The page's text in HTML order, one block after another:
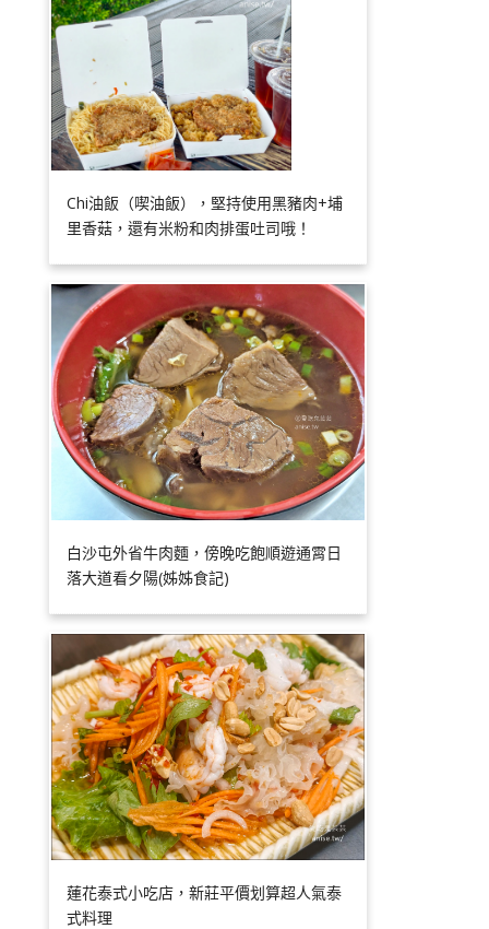
Chi油飯（喫油飯），堅持使用黑豬肉+埔
里香菇，還有米粉和肉排蛋吐司哦！
白沙屯外省牛肉麵，傍晚吃飽順遊通霄日
落大道看夕陽(姊姊食記)
蓮花泰式小吃店，新莊平價划算超人氣泰
式料理